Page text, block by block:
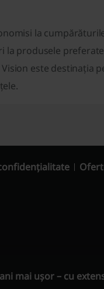
la
la produsele
este destinația
mai ușor – cu